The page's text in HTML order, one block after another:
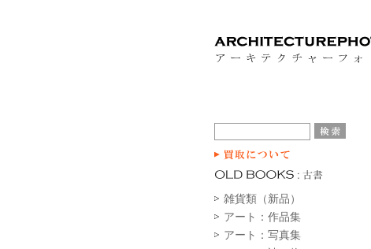
雑貨類（新品）
アート：作品集
アート：写真集